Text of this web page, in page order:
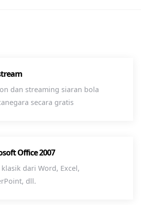
dan streaming siaran bola
secara gratis
Office 2007
dari Word, Excel,
dll.